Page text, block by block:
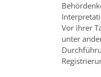
Vor ihrer
unter